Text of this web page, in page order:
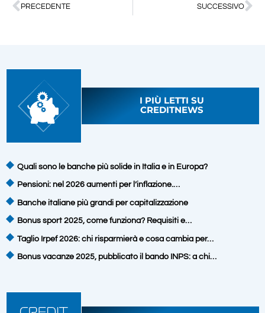
PRECEDENTE SUCCESSIVO
I PIÙ LETTI SU
CREDITNEWS
Quali sono le banche più solide in Italia e in Europa?
Pensioni: nel 2026 aumenti per l’inflazione.…
Banche italiane più grandi per capitalizzazione
Bonus sport 2025, come funziona? Requisiti e…
Taglio Irpef 2026: chi risparmierà e cosa cambia per…
Bonus vacanze 2025, pubblicato il bando INPS: a chi…